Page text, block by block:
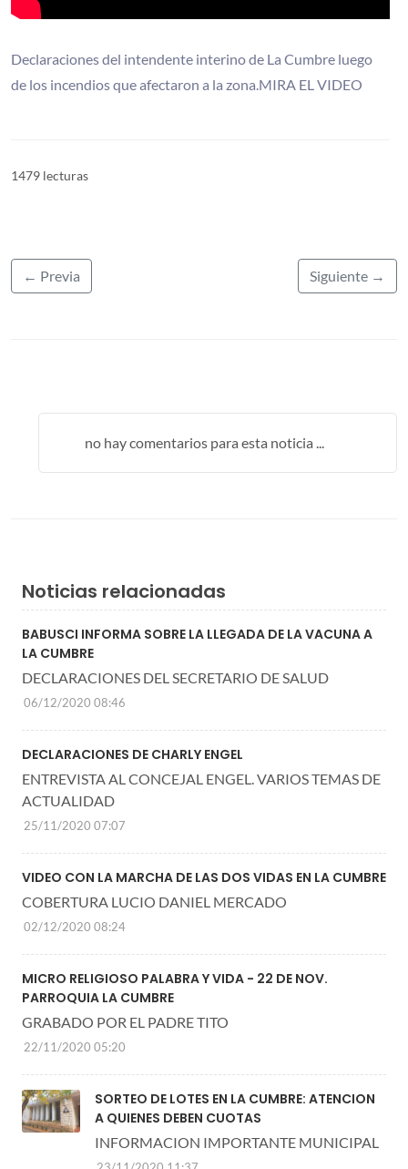
Declaraciones del intendente interino de La Cumbre luego
de los incendios que afectaron a la zona.MIRA EL VIDEO
1479 lecturas
← Previa Siguiente →
no hay comentarios para esta noticia ...
Noticias relacionadas
BABUSCI INFORMA SOBRE LA LLEGADA DE LA VACUNA A
LA CUMBRE
DECLARACIONES DEL SECRETARIO DE SALUD
06/12/2020 08:46
DECLARACIONES DE CHARLY ENGEL
ENTREVISTA AL CONCEJAL ENGEL. VARIOS TEMAS DE
ACTUALIDAD
25/11/2020 07:07
VIDEO CON LA MARCHA DE LAS DOS VIDAS EN LA CUMBRE
COBERTURA LUCIO DANIEL MERCADO
02/12/2020 08:24
MICRO RELIGIOSO PALABRA Y VIDA - 22 DE NOV.
PARROQUIA LA CUMBRE
GRABADO POR EL PADRE TITO
22/11/2020 05:20
SORTEO DE LOTES EN LA CUMBRE: ATENCION
A QUIENES DEBEN CUOTAS
INFORMACION IMPORTANTE MUNICIPAL